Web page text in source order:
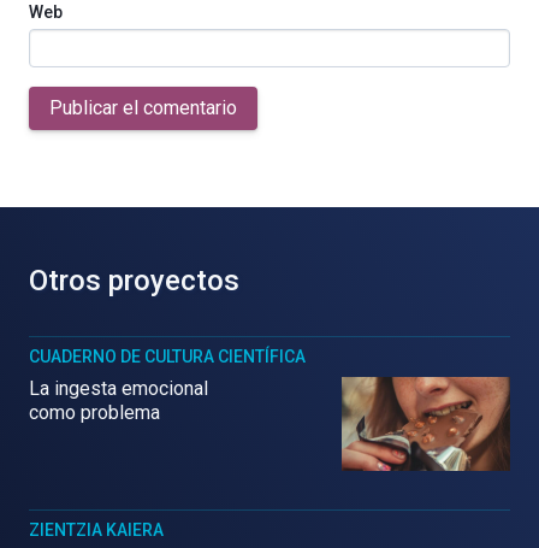
Web
Publicar el comentario
Otros proyectos
CUADERNO DE CULTURA CIENTÍFICA
La ingesta emocional
como problema
ZIENTZIA KAIERA